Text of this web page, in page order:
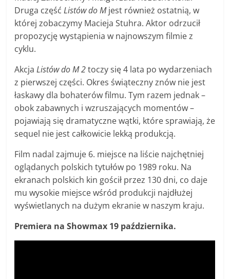
Druga częśćListów do Mjest również ostatnią, w
której zobaczymy Macieja Stuhra. Aktor odrzucił
propozycję wystąpienia w najnowszym filmie z
cyklu.
AkcjaListów do M 2toczy się 4 lata po wydarzeniach
z pierwszej części. Okres świąteczny znów nie jest
łaskawy dla bohaterów filmu. Tym razem jednak –
obok zabawnych i wzruszających momentów –
pojawiają się dramatyczne wątki, które sprawiają, że
sequel nie jest całkowicie lekką produkcją.
Film nadal zajmuje 6. miejsce na liście najchętniej
oglądanych polskich tytułów po 1989 roku. Na
ekranach polskich kin gościł przez 130 dni, co daje
mu wysokie miejsce wśród produkcji najdłużej
wyświetlanych na dużym ekranie w naszym kraju.
Premiera na Showmax 19 października.